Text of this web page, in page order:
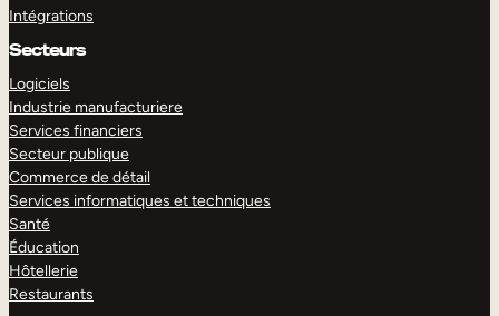
Intégrations
Secteurs
Logiciels
Industrie manufacturiere
Services financiers
Secteur publique
Commerce de détail
Services informatiques et techniques
Santé
Éducation
Hôtellerie
Restaurants